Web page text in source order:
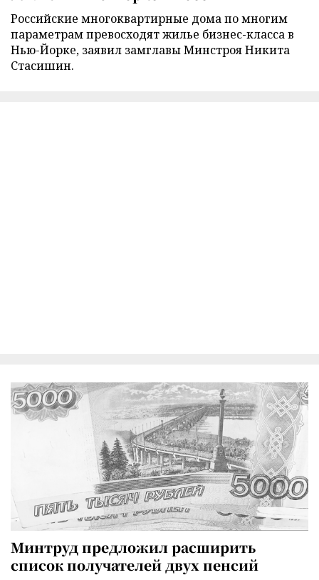
Российские многоквартирные дома по многим
параметрам превосходят жилье бизнес-класса в
Нью-Йорке, заявил замглавы Минстроя Никита
Стасишин.
Минтруд предложил расширить
список получателей двух пенсий